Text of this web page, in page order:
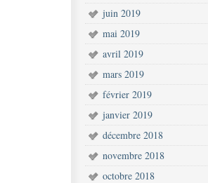
juin 2019
mai 2019
avril 2019
mars 2019
février 2019
janvier 2019
décembre 2018
novembre 2018
octobre 2018